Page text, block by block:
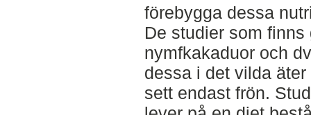
förebygga dessa
De studier som
nymfkakaduor och
dessa i det vilda
sett endast frön.